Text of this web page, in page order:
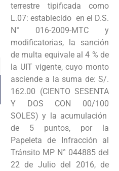
terrestre tipificada como
L.07: establecido en el D.S.
N° 016-2009-MTC y
modificatorias, la sanción
de multa equivale al 4 % de
la UIT vigente, cuyo monto
asciende a la suma de: S/.
162.00 (CIENTO SESENTA
Y DOS CON 00/100
SOLES) y la acumulación
de 5 puntos, por la
Papeleta de Infracción al
Tránsito MP N° 044885 del
22 de Julio del 2016, de